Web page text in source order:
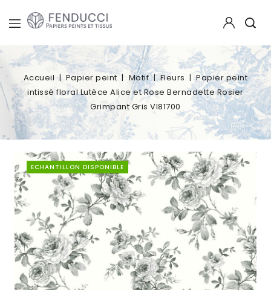
Accueil Papier peint Motif Fleurs
Papier peint
intissé floral Lutèce Alice et Rose Bernadette Rosier
Grimpant Gris VI81700
ECHANTILLON DISPONIBLE